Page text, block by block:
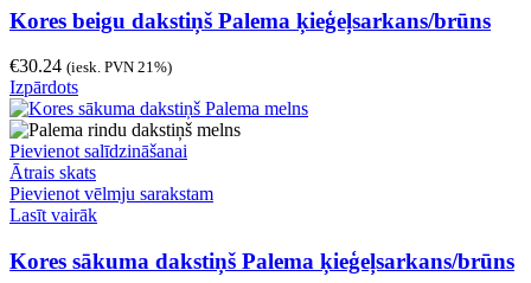
Kores beigu dakstiņš Palema ķieģeļsarkans/brūns
€30.24 (iesk. PVN 21%)
Izpārdots
Pievienot salīdzināšanai
Ātrais skats
Pievienot vēlmju sarakstam
Lasīt vairāk
Kores sākuma dakstiņš Palema ķieģeļsarkans/brūns